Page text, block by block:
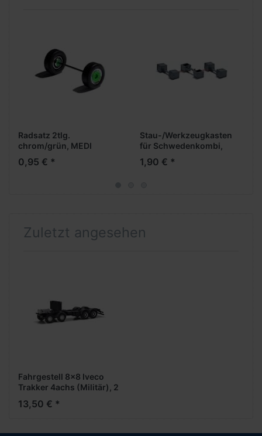
Radsatz 2tlg.
chrom/grün, MEDI
Breitreifen (Vorderachse /
Aufliegerachse)
0,95 € *
Stau-/Werkzeugkasten
für Schwedenkombi,
silberfarbig (3 Stück)
1,90 € *
Zuletzt angesehen
Fahrgestell 8x8 Iveco
Trakker 4achs (Militär), 2
lieferbar ****
13,50 € *